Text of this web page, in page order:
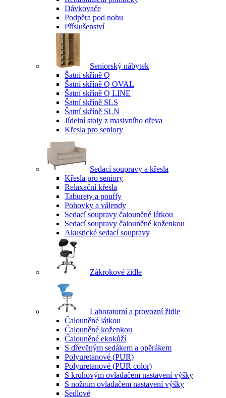
Dávkovače
Podpěra pod nohu
Příslušenství
Seniorský nábytek
Šatní skříně Q
Šatní skříně Q OVAL
Šatní skříně Q LINE
Šatní skříně SLS
Šatní skříně SLN
Jídelní stoly z masivního dřeva
Křesla pro seniory
Sedací soupravy a křesla
Křesla pro seniory
Relaxační křesla
Taburety a pouffy
Pohovky a válendy
Sedací soupravy čalouněné látkou
Sedací soupravy čalouněné koženkou
Akustické sedací soupravy
Zákrokové židle
Laboratorní a provozní židle
Čalouněné látkou
Čalouněné koženkou
Čalouněné ekokůží
S dřevěným sedákem a opěrákem
Polyuretanové (PUR)
Polyuretanové (PUR color)
S kruhovým ovladačem nastavení výšky
S nožním ovladačem nastavení výšky
Sedlové